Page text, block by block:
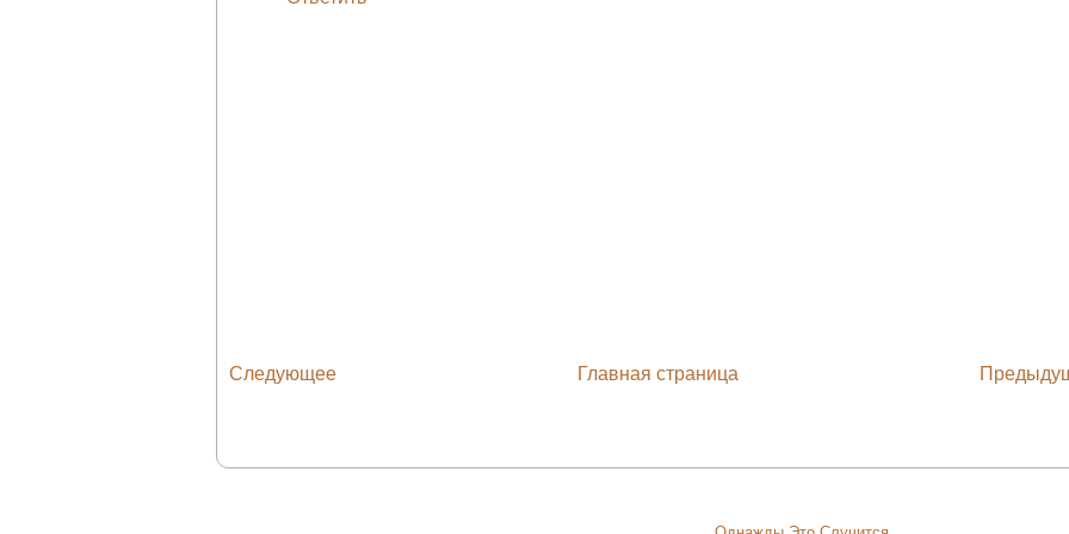
Следующее Главная страница